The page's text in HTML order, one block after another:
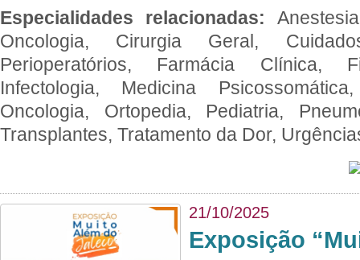
Especialidades relacionadas:
Oncologia, Cirurgia Geral,
Perioperatórios, Farmácia Clínica,
Infectologia, Medicina
Oncologia, Ortopedia, Pediatria,
Transplantes, Tratamento da Dor,
21/10/2025
Exposição